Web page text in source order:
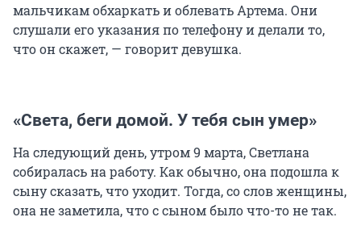
мальчикам обхаркать и облевать Артема. Они
слушали его указания по телефону и делали то,
что он скажет, — говорит девушка.
«Света, беги домой. У тебя сын умер»
На следующий день, утром 9 марта, Светлана
собиралась на работу. Как обычно, она подошла к
сыну сказать, что уходит. Тогда, со слов женщины,
она не заметила, что с сыном было что-то не так.